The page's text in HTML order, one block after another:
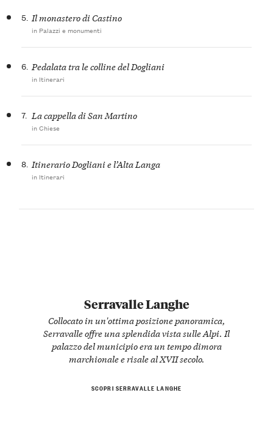
Serravalle Langhe
Collocato in un'ottima posizione panoramica,
Serravalle offre una splendida vista sulle Alpi. Il
palazzo del municipio era un tempo dimora
marchionale e risale al XVII secolo.
SCOPRI SERRAVALLE LANGHE
5. Il monastero di Castino
in Palazzi e monumenti
6. Pedalata tra le colline del Dogliani
in Itinerari
7. La cappella di San Martino
in Chiese
8. Itinerario Dogliani e l’Alta Langa
in Itinerari